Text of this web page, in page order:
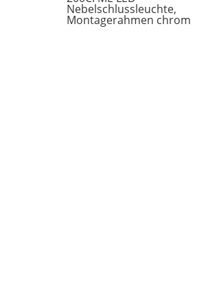
Nebelschlussleuchte,
Montagerahmen chrom